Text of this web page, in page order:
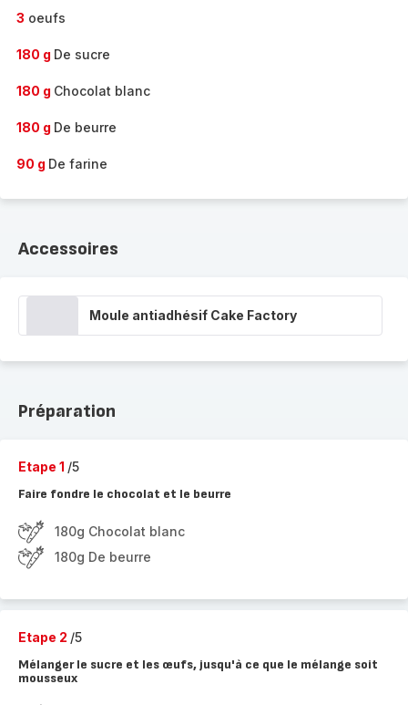
3 oeufs
180 g De sucre
180 g Chocolat blanc
180 g De beurre
90 g De farine
Accessoires
Moule antiadhésif Cake Factory
Préparation
Etape 1 /5
Faire fondre le chocolat et le beurre
180g Chocolat blanc
180g De beurre
Etape 2 /5
Mélanger le sucre et les œufs, jusqu'à ce que le mélange soit
mousseux